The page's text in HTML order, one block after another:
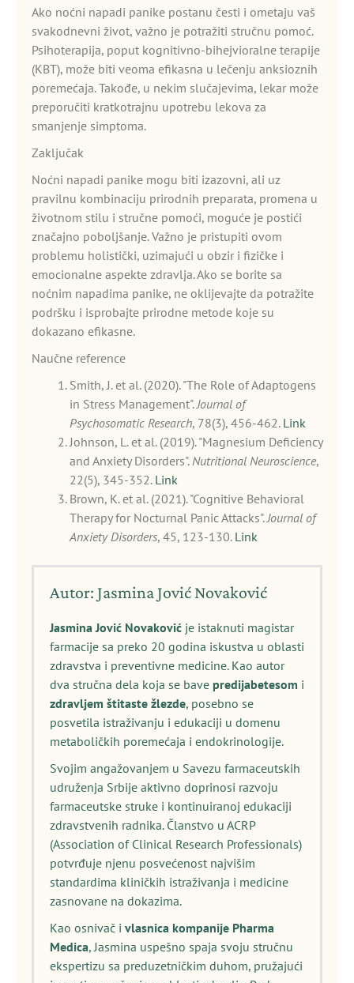
Ako noćni napadi panike postanu česti i ometaju vaš
svakodnevni život, važno je potražiti stručnu pomoć.
Psihoterapija, poput kognitivno-bihejvioralne terapije
(KBT), može biti veoma efikasna u lečenju anksioznih
poremećaja. Takođe, u nekim slučajevima, lekar može
preporučiti kratkotrajnu upotrebu lekova za
smanjenje simptoma.
Zaključak
Noćni napadi panike mogu biti izazovni, ali uz
pravilnu kombinaciju prirodnih preparata, promena u
životnom stilu i stručne pomoći, moguće je postići
značajno poboljšanje. Važno je pristupiti ovom
problemu holistički, uzimajući u obzir i fizičke i
emocionalne aspekte zdravlja. Ako se borite sa
noćnim napadima panike, ne oklijevajte da potražite
podršku i isprobajte prirodne metode koje su
dokazano efikasne.
Naučne reference
Smith, J. et al. (2020). "The Role of Adaptogens
in Stress Management".Journal of
Psychosomatic Research, 78(3), 456-462. Link
Johnson, L. et al. (2019). "Magnesium Deficiency
and Anxiety Disorders".Nutritional Neuroscience,
22(5), 345-352. Link
Brown, K. et al. (2021). "Cognitive Behavioral
Therapy for Nocturnal Panic Attacks".Journal of
Anxiety Disorders, 45, 123-130. Link
Autor: Jasmina Jović Novaković
Jasmina Jović Novaković je istaknuti magistar
farmacije sa preko 20 godina iskustva u oblasti
zdravstva i preventivne medicine. Kao autor
dva stručna dela koja se bave predijabetesom i
zdravljem štitaste žlezde, posebno se
posvetila istraživanju i edukaciji u domenu
metaboličkih poremećaja i endokrinologije.
Svojim angažovanjem u Savezu farmaceutskih
udruženja Srbije aktivno doprinosi razvoju
farmaceutske struke i kontinuiranoj edukaciji
zdravstvenih radnika. Članstvo u ACRP
(Association of Clinical Research Professionals)
potvrđuje njenu posvećenost najvišim
standardima kliničkih istraživanja i medicine
zasnovane na dokazima.
Kao osnivač i vlasnica kompanije Pharma
Medica, Jasmina uspešno spaja svoju stručnu
ekspertizu sa preduzetničkim duhom, pružajući